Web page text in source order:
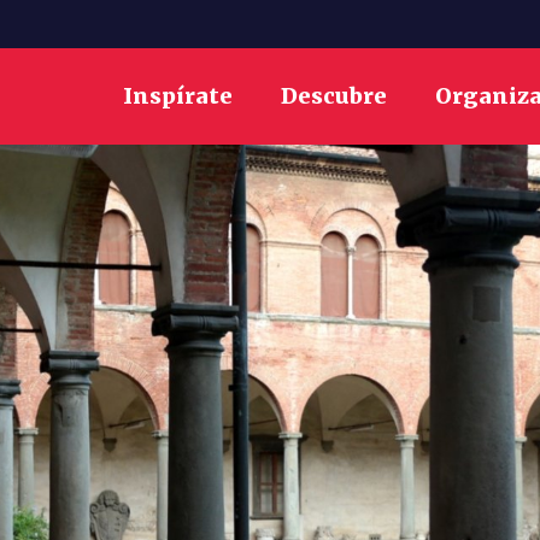
Inspírate Descubre Organiza